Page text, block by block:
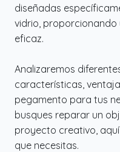
diseñadas
vidrio,
eficaz.
Analizaremos
características,
pegamento para tus
busques reparar un
proyecto creativo,
que necesitas.